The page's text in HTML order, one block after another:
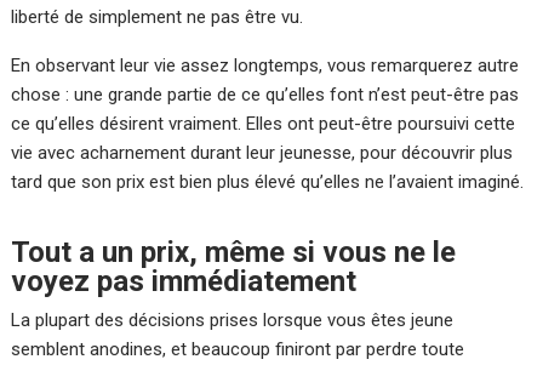
liberté de simplement ne pas être vu.
En observant leur vie assez longtemps, vous remarquerez autre
chose : une grande partie de ce qu’elles font n’est peut-être pas
ce qu’elles désirent vraiment. Elles ont peut-être poursuivi cette
vie avec acharnement durant leur jeunesse, pour découvrir plus
tard que son prix est bien plus élevé qu’elles ne l’avaient imaginé.
Tout a un prix, même si vous ne le
voyez pas immédiatement
La plupart des décisions prises lorsque vous êtes jeune
semblent anodines, et beaucoup finiront par perdre toute